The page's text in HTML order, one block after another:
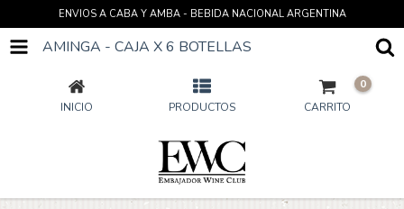
ENVIOS A CABA Y AMBA - BEBIDA NACIONAL ARGENTINA
AMINGA - CAJA X 6 BOTELLAS
INICIO PRODUCTOS CARRITO
0